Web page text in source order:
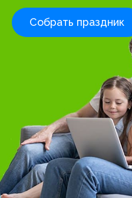
Собрать праздник